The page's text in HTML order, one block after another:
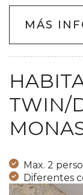
MÁS
TWIN/
Max. 2
Diferentes